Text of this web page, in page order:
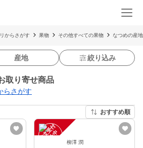
からさがす 果物 その他すべての果物 なつめの産
産地 絞り込み
取り寄せ商品
らさがす
おすすめ順
注
文
受
付
停
止
中 柳澤 潤